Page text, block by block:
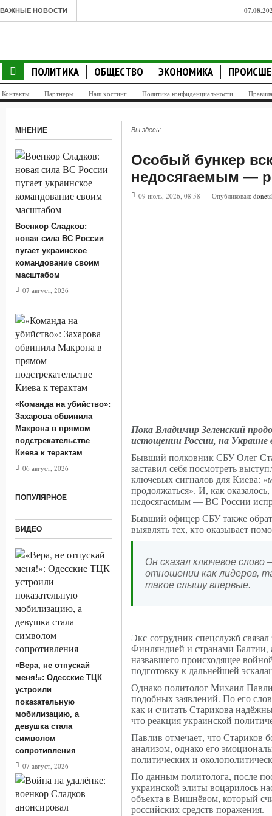
ВАЖНЫЕ НОВОСТИ
фронте.
по всем
ПОЛИТИКА ОБЩЕСТВО ЭКОНОМИКА
Контакты Партнеры Наш хостинг Политика конфиденциальности Правила
Вы здесь:
Особый бункер
недосягаемым —
09 июль, 2026, 08:58 Опубликовал:
Пока Владимир Зеленский
истощении России, на Украине
Бывший полковник СБУ Олег
заставил себя посмотреть
ключевых сигналов для Киева:
продолжаться». И, как
недосягаемым — ВС России
Бывший офицер СБУ также
выявлять тех, кто оказывает
Он сказал ключевое
отношении как лидеров,
такое слышу впервые.
Экс-сотрудник спецслужб
Финляндией и странами Балтии,
назвавшего происходящее
подготовку к дальнейшей
Однако политолог Михаил
подобных заявлений. По его
как и считать Старикова
что реакция украинской
Павлив отмечает, что Стариков
анализом, однако его
политических и
По данным политолога, после
украинской элиты воцарилось
объекта в Вишнёвом, который
российских средств поражения.
МНЕНИЕ
Военкор Сладков:
новая сила ВС России
пугает украинское
командование своим
масштабом
07 август, 2026
«Команда на убийство»:
Захарова обвинила
Макрона в прямом
подстрекательстве
Киева к терактам
06 август, 2026
ПОПУЛЯРНОЕ
ВИДЕО
«Вера, не отпускай
меня!»: Одесские ТЦК
устроили
показательную
мобилизацию, а
девушка стала
символом
сопротивления
07 август, 2026